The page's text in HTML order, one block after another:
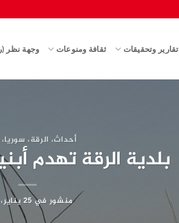
تقارير وتحقيقات ثقافة ومنوعات وجهة نظر
أحداث، الرقة، سوريا،
بلدية الرقة تهدم
منشور في25 يناير، 2021